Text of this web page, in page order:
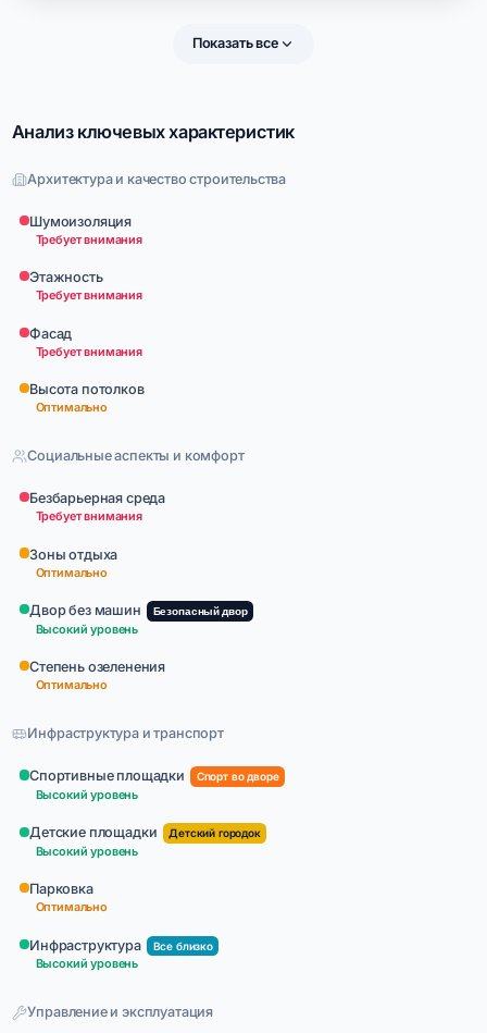
Показать все
Анализ ключевых характеристик
Архитектура и качество строительства
Шумоизоляция
Требует внимания
Этажность
Требует внимания
Фасад
Требует внимания
Высота потолков
Оптимально
Социальные аспекты и комфорт
Безбарьерная среда
Требует внимания
Зоны отдыха
Оптимально
Двор без машин Безопасный двор
Высокий уровень
Степень озеленения
Оптимально
Инфраструктура и транспорт
Спортивные площадки Спорт во дворе
Высокий уровень
Детские площадки Детский городок
Высокий уровень
Парковка
Оптимально
Инфраструктура Все близко
Высокий уровень
Управление и эксплуатация